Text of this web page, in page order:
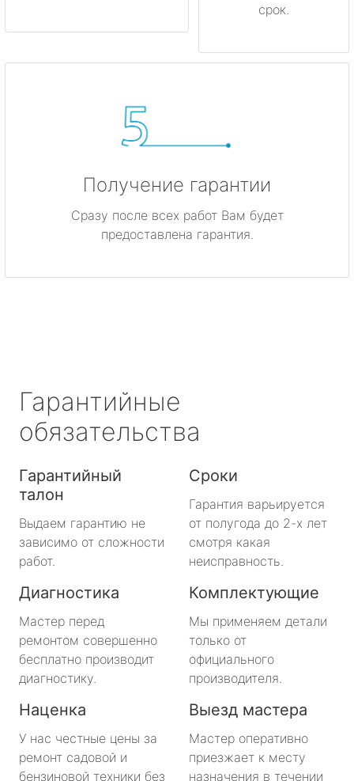
срок.
Получение гарантии
Сразу после всех работ Вам будет
предоставлена гарантия.
Гарантийные
обязательства
Гарантийный
талон
Выдаем гарантию не
зависимо от сложности
работ.
Сроки
Гарантия варьируется
от полугода до 2-х лет
смотря какая
неисправность.
Диагностика
Мастер перед
ремонтом совершенно
бесплатно производит
диагностику.
Комплектующие
Мы применяем детали
только от
официального
производителя.
Наценка
У нас честные цены за
ремонт садовой и
бензиновой техники без
Выезд мастера
Мастер оперативно
приезжает к месту
назначения в течении